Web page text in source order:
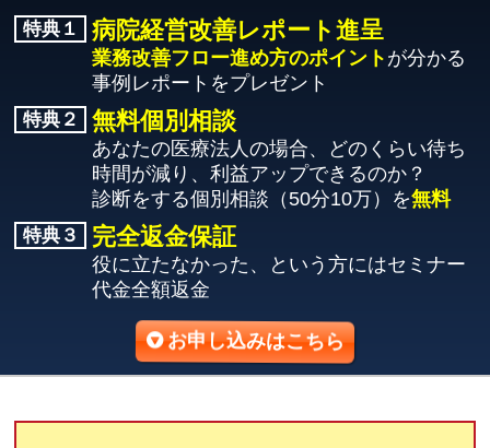
特典１ 病院経営改善レポート進呈
業務改善フロー進め方のポイント が分かる
事例レポートをプレゼント
特典２ 無料個別相談
あなたの医療法人の場合、どのくらい待ち
時間が減り、利益アップできるのか？
診断をする個別相談（50分10万）を無料
特典３ 完全返金保証
役に立たなかった、という方にはセミナー
代金全額返金
お申し込みはこちら